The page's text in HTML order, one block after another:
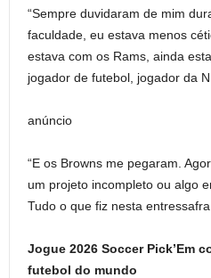
“Sempre duvidaram de mim
faculdade, eu estava menos
estava com os Rams, ainda
jogador de futebol, jogador da
anúncio
“E os Browns me pegaram.
um projeto incompleto ou algo
Tudo o que fiz nesta
Jogue 2026 Soccer Pick’Em
futebol do mundo